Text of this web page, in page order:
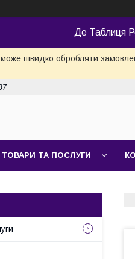
Де Таблиця
швидко обробляти
ТОВАРИ ТА ПОСЛУГИ